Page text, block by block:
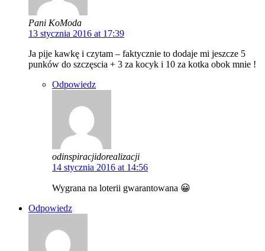
Pani KoModa
13 stycznia 2016 at 17:39
Ja pije kawkę i czytam – faktycznie to dodaje mi jeszcze 5
punków do szczęscia + 3 za kocyk i 10 za kotka obok mnie !
Odpowiedz
odinspiracjidorealizacji
14 stycznia 2016 at 14:56
Wygrana na loterii gwarantowana 😀
Odpowiedz